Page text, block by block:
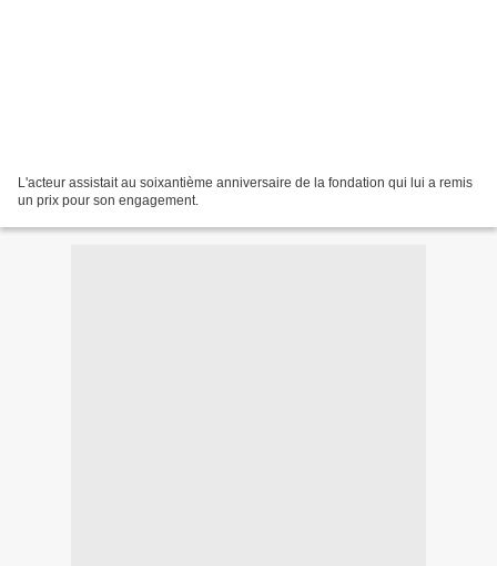
L'acteur assistait au soixantième anniversaire de la fondation qui lui a remis
un prix pour son engagement.